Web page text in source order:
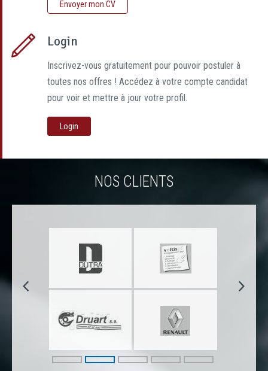
Envoyer mon CV
Login
Inscrivez-vous gratuitement pour pouvoir postuler à
toutes nos offres ! Accédez à votre compte candidat
pour voir et mettre à jour votre profil.
Login
NOS CLIENTS